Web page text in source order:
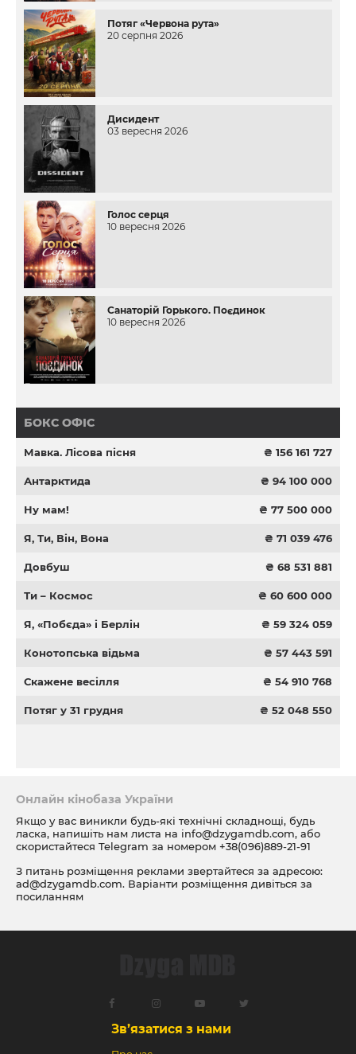
Потяг «Червона рута»
20 серпня 2026
Дисидент
03 вересня 2026
Голос серця
10 вересня 2026
Санаторій Горького. Поєдинок
10 вересня 2026
БОКС ОФІС
Мавка. Лісова пісня ₴ 156 161 727
Антарктида ₴ 94 100 000
Ну мам! ₴ 77 500 000
Я, Ти, Він, Вона ₴ 71 039 476
Довбуш ₴ 68 531 881
Ти – Космос ₴ 60 600 000
Я, «Побєда» і Берлін ₴ 59 324 059
Конотопська відьма ₴ 57 443 591
Скажене весілля ₴ 54 910 768
Потяг у 31 грудня ₴ 52 048 550
Онлайн кінобаза України
Якщо у вас виникли будь-які технічні складнощі, будь
ласка, напишіть нам листа на info@dzygamdb.com, або
скористайтеся Telegram за номером +38(096)889-21-91
З питань розміщення реклами звертайтеся за адресою:
ad@dzygamdb.com. Варіанти розміщення дивіться за
посиланням
Зв’язатися з нами